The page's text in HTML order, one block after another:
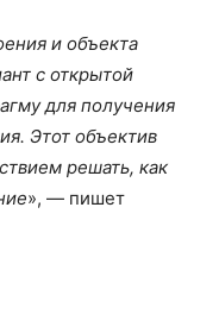
и объекта
с открытой
для получения
Этот объектив
решать, как
», — пишет